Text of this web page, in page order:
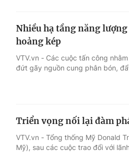
Nhiều hạ tầng năng
hoảng kép
VTV.vn - Các cuộc tấn công
đứt gãy nguồn cung phân bón,
Triển vọng nối lại đàm
VTV.vn - Tổng thống Mỹ Donald
Mỹ), sau các cuộc trao đổi với